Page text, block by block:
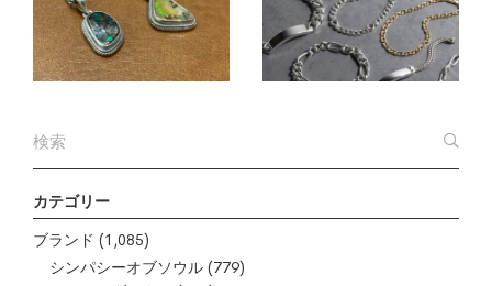
カテゴリー
ブランド (1,085)
シンパシーオブソウル (779)